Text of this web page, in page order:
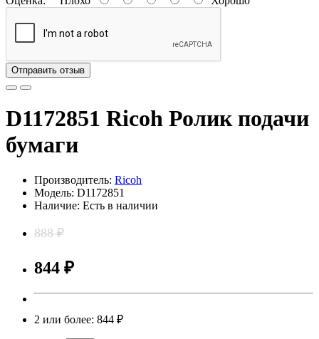
Отправить отзыв
D1172851 Ricoh Ролик подачи
бумаги
Производитель: Ricoh
Модель: D1172851
Наличие: Есть в наличии
888 ₽
844 ₽
2 или более: 844 ₽